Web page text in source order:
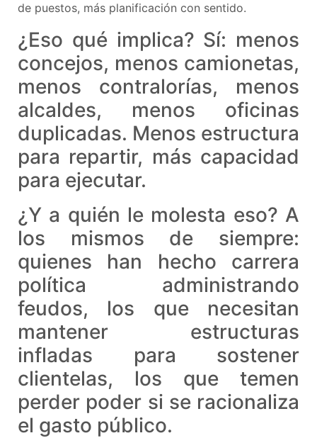
de puestos, más planificación con sentido.
¿Eso qué implica? Sí: menos
concejos, menos camionetas,
menos contralorías, menos
alcaldes, menos oficinas
duplicadas. Menos estructura
para repartir, más capacidad
para ejecutar.
¿Y a quién le molesta eso? A
los mismos de siempre:
quienes han hecho carrera
política administrando
feudos, los que necesitan
mantener estructuras
infladas para sostener
clientelas, los que temen
perder poder si se racionaliza
el gasto público.